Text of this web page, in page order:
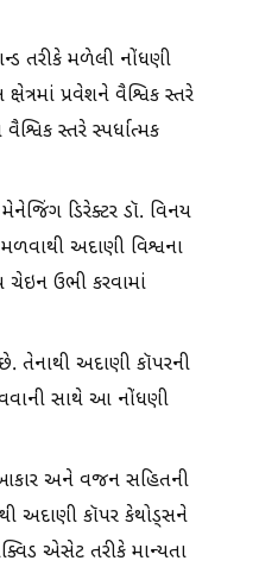
તરીકે મળેલી નોંધણી
પ્રવેશને વૈશ્વિક સ્તરે
સ્તરે સ્પર્ધાત્મક
ડિરેક્ટર ડૉ. વિનય
અદાણી વિશ્વના
ચેઇન ઉભી કરવામાં
તેનાથી અદાણી કૉપરની
સાથે આ નોંધણી
આકાર અને વજન સહિતની
અદાણી કૉપર કેથોડ્સને
એસેટ તરીકે માન્યતા